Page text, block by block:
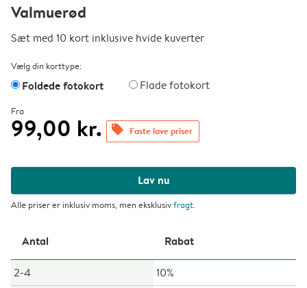
Valmuerød
Sæt med 10 kort inklusive hvide kuverter
Vælg din korttype:
Foldede fotokort Flade fotokort
Fra
99,00 kr. offers Faste lave priser
Lav nu
Alle priser er inklusiv moms, men eksklusivfragt.
Antal Rabat
2-4
10%